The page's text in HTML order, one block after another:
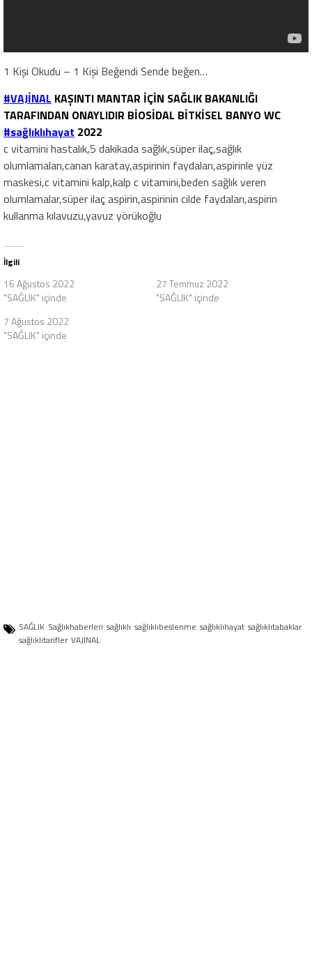
1 Kişi Okudu – 1 Kişi Beğendi Sende beğen…
#VAJİNAL KAŞINTI MANTAR İÇİN SAĞLIK BAKANLIĞI
TARAFINDAN ONAYLIDIR BİOSİDAL BİTKİSEL BANYO WC
#sağlıklıhayat 2022
c vitamini hastalık,5 dakikada sağlık,süper ilaç,sağlık
olumlamaları,canan karatay,aspirinin faydaları,aspirinle yüz
maskesi,c vitamini kalp,kalp c vitamini,beden sağlık veren
olumlamalar,süper ilaç aspirin,aspirinin cilde faydaları,aspirin
kullanma kılavuzu,yavuz yörükoğlu
İlgili
16 Ağustos 2022
"SAĞLIK" içinde
27 Temmuz 2022
"SAĞLIK" içinde
7 Ağustos 2022
"SAĞLIK" içinde
SAĞLIK Sağlıkhaberleri sağlıklı sağlıklıbeslenme sağlıklıhayat sağlıklıtabaklar
sağlıklıtarifler VAJİNAL